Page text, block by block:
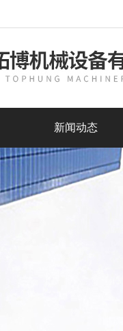
新闻动态